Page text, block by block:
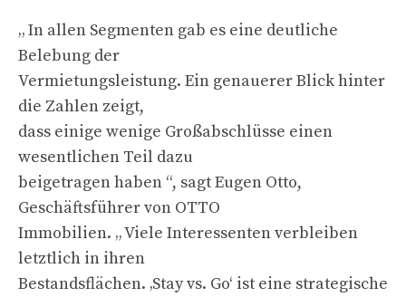
„ In allen Segmenten gab es eine deutliche
Belebung der
Vermietungsleistung. Ein genauerer Blick hinter
die Zahlen zeigt,
dass einige wenige Großabschlüsse einen
wesentlichen Teil dazu
beigetragen haben “, sagt Eugen Otto,
Geschäftsführer von OTTO
Immobilien. „ Viele Interessenten verbleiben
letztlich in ihren
Bestandsflächen. ‚Stay vs. Go‘ ist eine strategische